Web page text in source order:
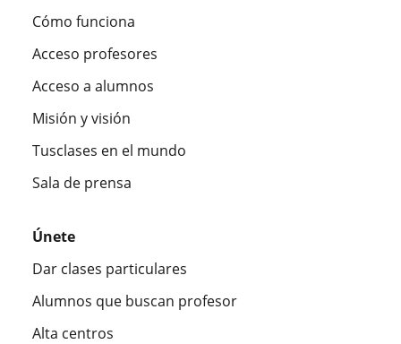
Cómo funciona
Acceso profesores
Acceso a alumnos
Misión y visión
Tusclases en el mundo
Sala de prensa
Únete
Dar clases particulares
Alumnos que buscan profesor
Alta centros